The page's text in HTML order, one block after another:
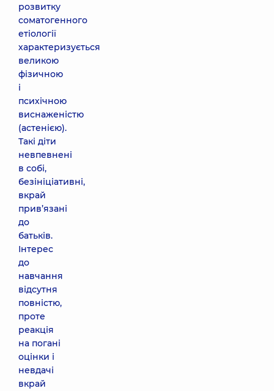
розвитку
соматогенного
етіології
характеризується
великою
фізичною
і
психічною
виснаженістю
(астенією).
Такі діти
невпевнені
в собі,
безініціативні,
вкрай
прив’язані
до
батьків.
Інтерес
до
навчання
відсутня
повністю,
проте
реакція
на погані
оцінки і
невдачі
вкрай